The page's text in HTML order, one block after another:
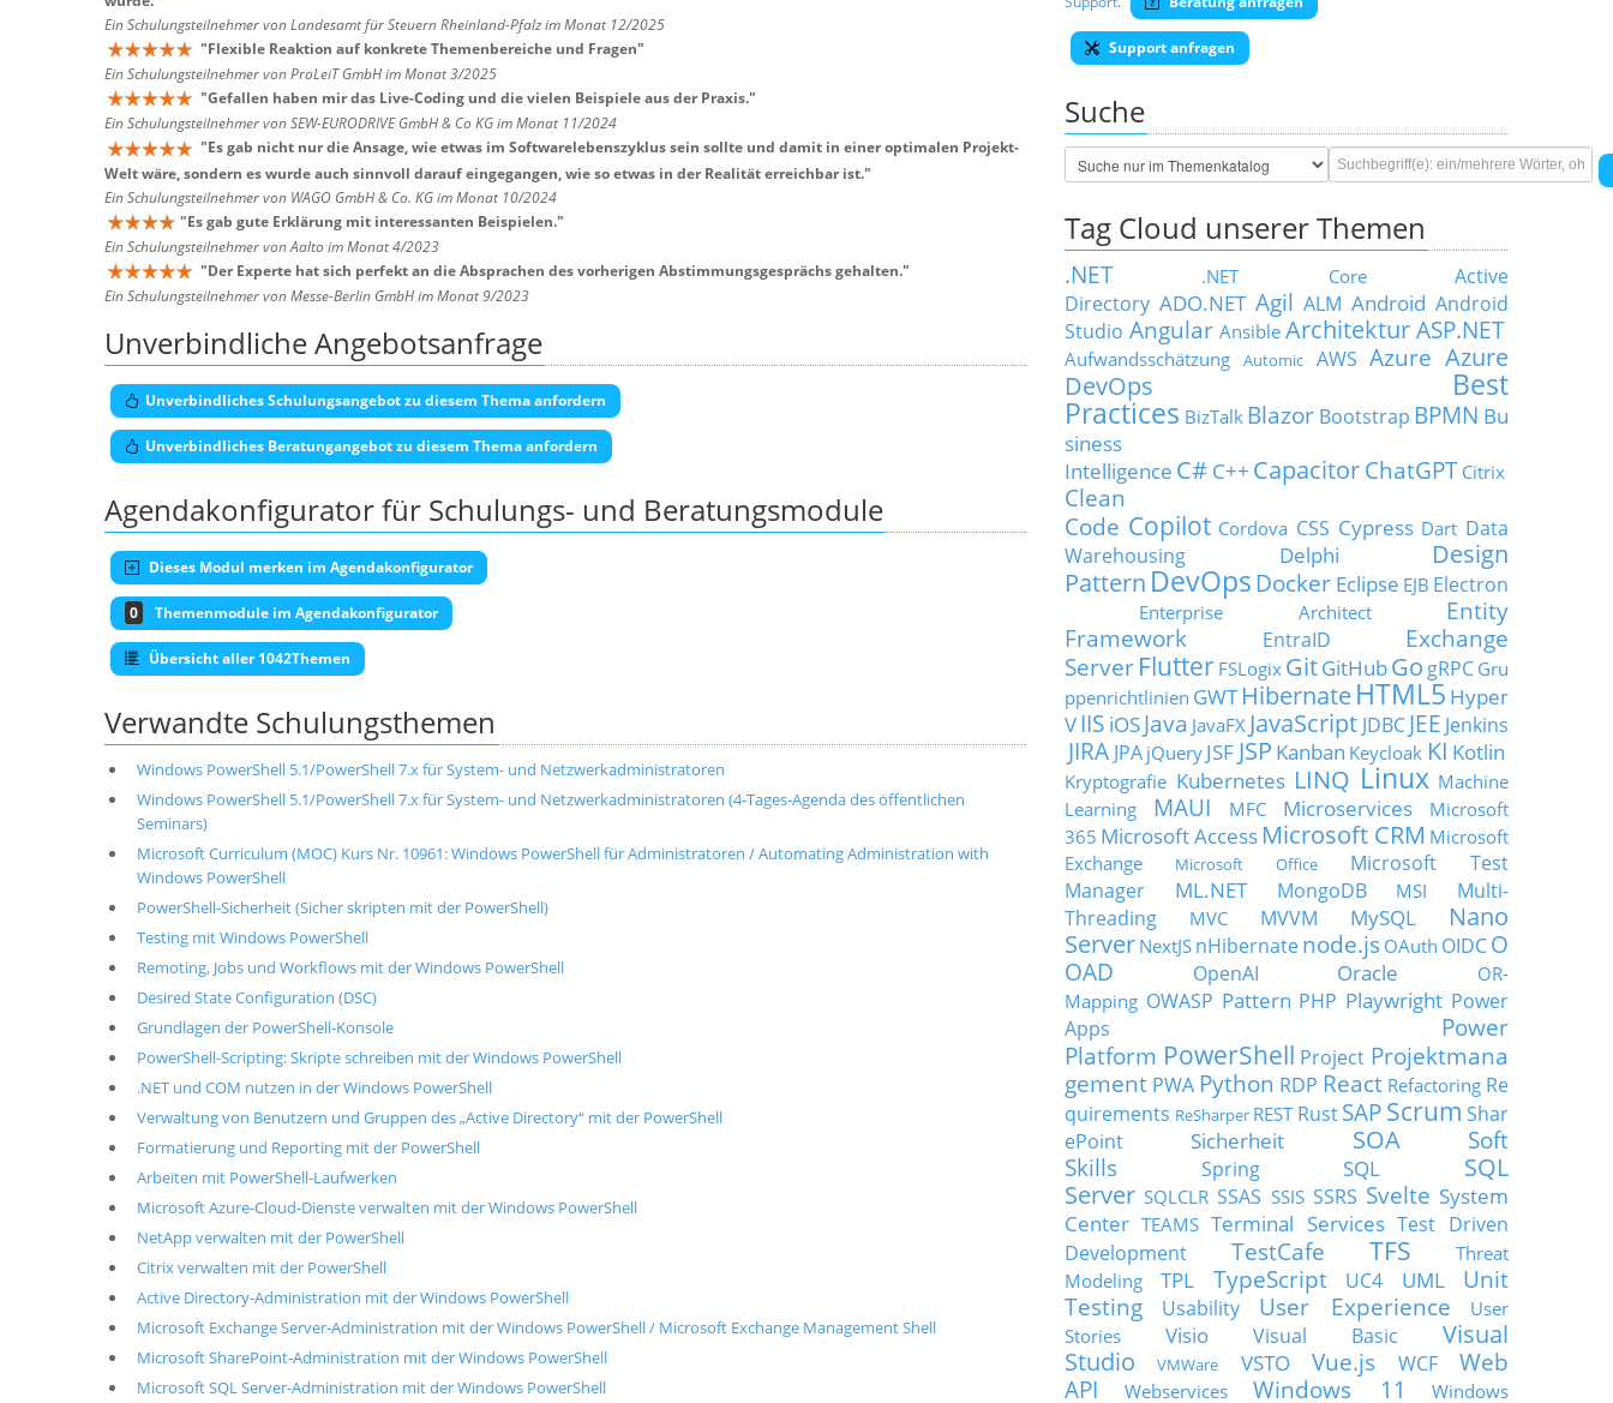
Ein Schulungsteilnehmer von Landesamt für Steuern Rheinland-Pfalz im Monat 12/2025
"Flexible Reaktion auf konkrete Themenbereiche und Fragen"
Ein Schulungsteilnehmer von ProLeiT GmbH im Monat 3/2025
"Gefallen haben mir das Live-Coding und die vielen Beispiele aus der Praxis."
Ein Schulungsteilnehmer von SEW-EURODRIVE GmbH & Co KG im Monat 11/2024
"Es gab nicht nur die Ansage, wie etwas im Softwarelebenszyklus sein sollte und damit in einer optimalen Projekt-
Welt wäre, sondern es wurde auch sinnvoll darauf eingegangen, wie so etwas in der Realität erreichbar ist."
Ein Schulungsteilnehmer von WAGO GmbH & Co. KG im Monat 10/2024
"Es gab gute Erklärung mit interessanten Beispielen."
Ein Schulungsteilnehmer von Aalto im Monat 4/2023
"Der Experte hat sich perfekt an die Absprachen des vorherigen Abstimmungsgesprächs gehalten."
Ein Schulungsteilnehmer von Messe-Berlin GmbH im Monat 9/2023
Unverbindliche Angebotsanfrage
Unverbindliches Schulungsangebot zu diesem Thema anfordern
Unverbindliches Beratungangebot zu diesem Thema anfordern
Agendakonfigurator für Schulungs- und Beratungsmodule
Dieses Modul merken im Agendakonfigurator
0 Themenmodule im Agendakonfigurator
Übersicht aller 1042Themen
Verwandte Schulungsthemen
Windows PowerShell 5.1/PowerShell 7.x für System- und Netzwerkadministratoren
Windows PowerShell 5.1/PowerShell 7.x für System- und Netzwerkadministratoren (4-Tages-Agenda des öffentlichen
Seminars)
Microsoft Curriculum (MOC) Kurs Nr. 10961: Windows PowerShell für Administratoren / Automating Administration with
Windows PowerShell
PowerShell-Sicherheit (Sicher skripten mit der PowerShell)
Testing mit Windows PowerShell
Remoting, Jobs und Workflows mit der Windows PowerShell
Desired State Configuration (DSC)
Grundlagen der PowerShell-Konsole
PowerShell-Scripting: Skripte schreiben mit der Windows PowerShell
.NET und COM nutzen in der Windows PowerShell
Verwaltung von Benutzern und Gruppen des „Active Directory“ mit der PowerShell
Formatierung und Reporting mit der PowerShell
Arbeiten mit PowerShell-Laufwerken
Microsoft Azure-Cloud-Dienste verwalten mit der Windows PowerShell
NetApp verwalten mit der PowerShell
Citrix verwalten mit der PowerShell
Active Directory-Administration mit der Windows PowerShell
Microsoft Exchange Server-Administration mit der Windows PowerShell / Microsoft Exchange Management Shell
Microsoft SharePoint-Administration mit der Windows PowerShell
Microsoft SQL Server-Administration mit der Windows PowerShell
Support anfragen
Suche
Tag Cloud unserer Themen
.NET .NET Core
Active
Directory ADO.NET Agil ALM Android Android
Studio Angular Ansible Architektur ASP.NET
Aufwandsschätzung Automic AWS Azure Azure
DevOps
Best
Practices BizTalk Blazor Bootstrap BPMN Bu
siness
Intelligence C# C++ Capacitor ChatGPT Citrix
Clean
Code Copilot Cordova CSS Cypress Dart Data
Warehousing
Delphi
Design
Pattern DevOps Docker Eclipse EJB Electron
Enterprise Architect
Entity
Framework
EntraID
Exchange
Server Flutter FSLogix GitGitHubGo gRPC Gru
ppenrichtlinien GWT HibernateHTML5 Hyper
VIIS iOSJava JavaFX JavaScript JDBC JEE Jenkins
JIRA JPA jQuery JSF JSP Kanban Keycloak KI Kotlin
Kryptografie Kubernetes LINQ Linux Machine
Learning
MAUI MFC Microservices
Microsoft
365 Microsoft Access Microsoft CRM Microsoft
Exchange
Microsoft Office
Microsoft Test
Manager
ML.NET MongoDB MSI
Multi-
Threading
MVC MVVM MySQL
Nano
Server NextJS nHibernatenode.js OAuth OIDCO
OAD
OpenAI Oracle
OR-
Mapping OWASP Pattern PHP Playwright Power
Apps
Power
Platform PowerShell Project Projektmana
gement PWA Python RDP React Refactoring Re
quirements ReSharper REST Rust SAP Scrum Shar
ePoint
Sicherheit SOA
Soft
Skills
Spring SQL
SQL
Server SQLCLR SSAS SSIS SSRS Svelte System
Center TEAMS Terminal Services Test Driven
Development
TestCafe TFS
Threat
Modeling
TPL TypeScript UC4 UML
Unit
Testing
Usability User Experience
User
Stories
Visio Visual Basic
Visual
Studio
VMWare VSTO Vue.js WCF
Web
API
Webservices Windows 11 Windows